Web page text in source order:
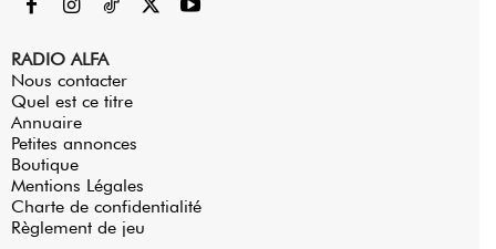
RADIO ALFA
Nous contacter
Quel est ce titre
Annuaire
Petites annonces
Boutique
Mentions Légales
Charte de confidentialité
Règlement de jeu